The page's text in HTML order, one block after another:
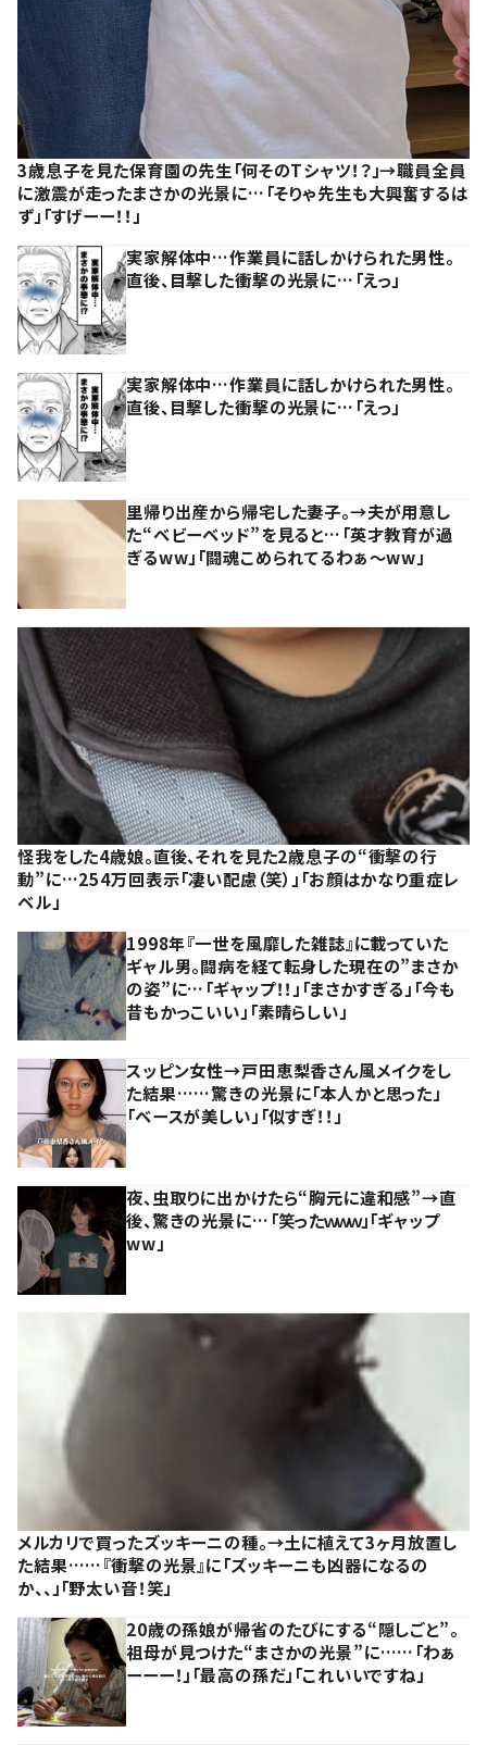
3歳息子を見た保育園の先生「何そのTシャツ！？」→職員全員
に激震が走ったまさかの光景に…「そりゃ先生も大興奮するは
ず」「すげーー！！」
実家解体中…作業員に話しかけられた男性。
直後、目撃した衝撃の光景に…「えっ」
実家解体中…作業員に話しかけられた男性。
直後、目撃した衝撃の光景に…「えっ」
里帰り出産から帰宅した妻子。→夫が用意し
た“ベビーベッド”を見ると…「英才教育が過
ぎるww」「闘魂こめられてるわぁ～ww」
怪我をした4歳娘。直後、それを見た2歳息子の“衝撃の行
動”に…254万回表示「凄い配慮（笑）」「お顔はかなり重症レ
ベル」
1998年『一世を風靡した雑誌』に載っていた
ギャル男。闘病を経て転身した現在の”まさか
の姿”に…「ギャップ！！」「まさかすぎる」「今も
昔もかっこいい」「素晴らしい」
スッピン女性→戸田恵梨香さん風メイクをし
た結果……驚きの光景に「本人かと思った」
「ベースが美しい」「似すぎ！！」
夜、虫取りに出かけたら“胸元に違和感”→直
後、驚きの光景に…「笑ったｗｗｗ」「ギャップ
ww」
メルカリで買ったズッキーニの種。→土に植えて3ヶ月放置し
た結果……『衝撃の光景』に「ズッキーニも凶器になるの
か、、」「野太い音！笑」
20歳の孫娘が帰省のたびにする“隠しごと”。
祖母が見つけた“まさかの光景”に……「わぁ
ーーー！」「最高の孫だ」「これいいですね」